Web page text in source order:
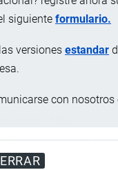
siguiente formulario.
versiones estandar
con nosotros
y responsable del
da lugar a la
como el mildiu